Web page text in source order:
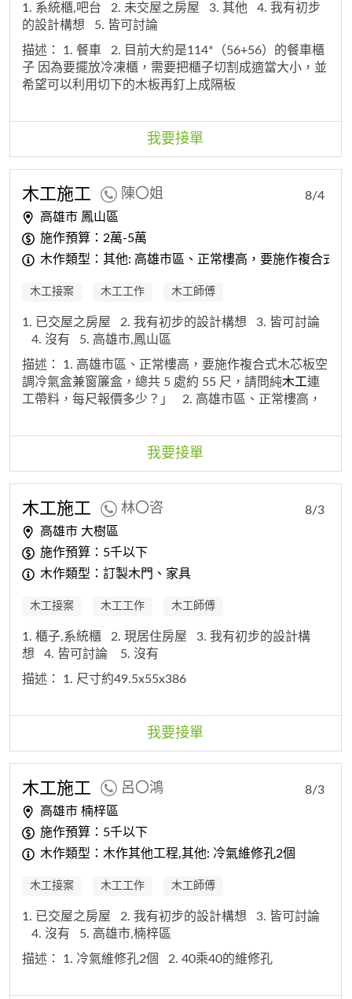
1. 系統櫃,吧台 2. 未交屋之房屋 3. 其他
4. 我有初步
的設計構想
5. 皆可討論
描述： 1. 餐車
2. 目前大約是114*（56+56）的餐車櫃
子 因為要擺放冷凍櫃，需要把櫃子切割成適當大小，並
希望可以利用切下的木板再釘上成隔板
我要接單
木工施工 陳〇姐
高雄市 鳳山區
施作預算：2萬-5萬
木作類型：其他: 高雄市區、正常樓高，要施作複合式
8/4
木工接案 木工工作 木工師傅
1. 已交屋之房屋 2. 我有初步的設計構想
3. 皆可討論
4. 沒有
5. 高雄市,鳳山區
描述： 1. 高雄市區、正常樓高，要施作複合式木芯板空
調冷氣盒兼窗簾盒，總共 5 處約 55 尺，請問純木工連
工帶料，每尺報價多少？」
2. 高雄市區、正常樓高，
55 尺，請問純木工連工帶料，每尺報價多少？」
我要接單
木工施工 林〇咨
高雄市 大樹區
施作預算：5千以下
木作類型：訂製木門、家具
8/3
木工接案 木工工作 木工師傅
1. 櫃子,系統櫃 2. 現居住房屋
3. 我有初步的設計構
想
4. 皆可討論
5. 沒有
描述： 1. 尺寸約49.5x55x386
我要接單
木工施工 呂〇鴻
高雄市 楠梓區
施作預算：5千以下
木作類型：木作其他工程,其他: 冷氣維修孔2個
8/3
木工接案 木工工作 木工師傅
1. 已交屋之房屋 2. 我有初步的設計構想
3. 皆可討論
4. 沒有
5. 高雄市,楠梓區
描述： 1. 冷氣維修孔2個 2. 40乘40的維修孔